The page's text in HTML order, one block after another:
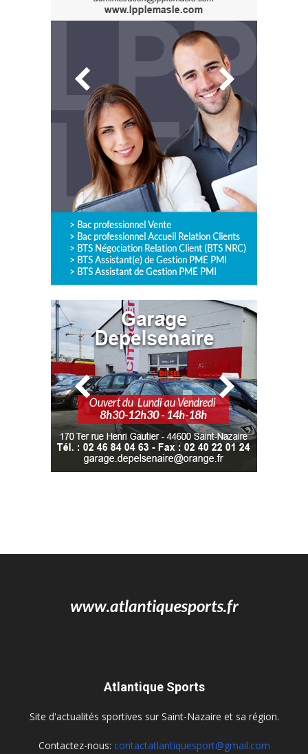
Atlantique Sports
Site d'actualités sportives sur Saint-Nazaire et sa région.
Contactez-nous: contactatlantiquesport@gmail.com